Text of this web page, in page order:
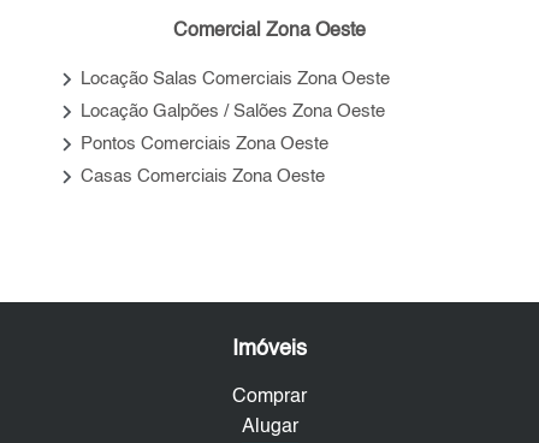
Comercial Zona Oeste
keyboard_arrow_right Locação Salas Comerciais Zona Oeste
keyboard_arrow_right Locação Galpões / Salões Zona Oeste
keyboard_arrow_right Pontos Comerciais Zona Oeste
keyboard_arrow_right Casas Comerciais Zona Oeste
Imóveis
Comprar
Alugar